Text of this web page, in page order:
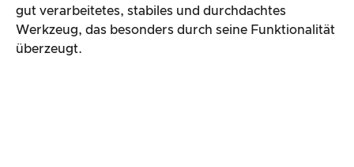
gut verarbeitetes, stabiles und durchdachtes
Werkzeug, das besonders durch seine Funktionalität
überzeugt.